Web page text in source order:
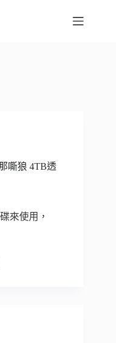
嘶狼 4TB透
來使用，